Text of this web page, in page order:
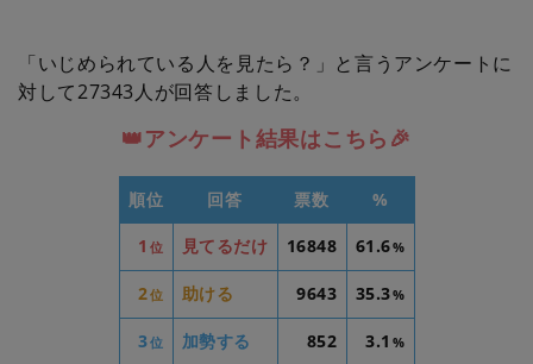
「いじめられている人を見たら？」と言うアンケートに
対して27343人が回答しました。
👑アンケート結果はこちら🎉
順位 回答 票数 %
1 位 見てるだけ 16848 61.6%
2位 助ける 9643 35.3%
3位 加勢する 852 3.1 %